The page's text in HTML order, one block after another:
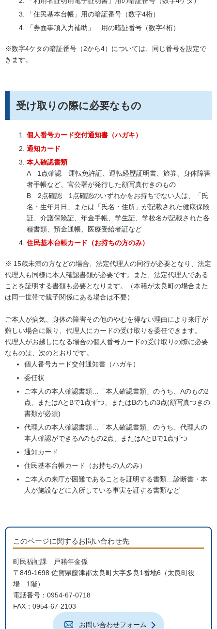
「住民基本台帳」用の暗証番号（数字4桁）
「券面事項入力補助」 用の暗証番号（数字4桁）
※数字4ケタの暗証番号（2から4）については、同じ番号を設定で
きます。
受け取りの際に必要なもの
個人番号カード交付通知書（ハガキ）
通知カード
本人確認書類
A 1点確認 運転免許証、運転経歴証明書、旅券、身体障害
者手帳など、官公署が発行した顔写真付きのもの
B 2点確認 1点確認のいずれかをお持ちでない人は、「氏
名・生年月日」または「氏名・住所」が記載された健康保険
証、介護保険証、年金手帳、学生証、学校名が記載された各
種書類、預金通帳、医療受給者証など
住民基本台帳カード（お持ちの方のみ）
※ 15歳未満の方などの場合、法定代理人の同行が必要となり、法定
代理人も同様に本人確認書類が必要です。また、法定代理人である
ことを証明する書類も必要となります。（本籍が太良町の場合また
は同一世帯で親子関係にある場合は不要）
ご本人が病気、身体の障害その他のやむを得ない理由により来庁が
難しい場合に限り、代理人にカードの受け取りを委任できます。
代理人がお越しになる場合の個人番号カードの受け取りの際に必要
なものは、次のとおりです。
個人番号カード交付通知書（ハガキ）
委任状
ご本人の本人確認書類…「本人確認書類」のうち、Aのもの2
点、またはAとBで1点ずつ、またはBのもの3点(顔写真つきの
書類が必須)
代理人の本人確認書類…「本人確認書類」のうち、代理人の
本人確認ができるAのもの2点、またはAとBで1点ずつ
通知カード
住民基本台帳カード（お持ちの人のみ）
ご本人の来庁が困難であることを証明する書類…診断書・本
人が施設などに入所している事実を証する書類など
このページに関するお問い合わせ先
町民福祉課 戸籍年金係
〒849-1698 佐賀県藤津郡太良町大字多良1番地6（太良町役
場 1階）
電話番号：0954-67-0718
FAX：0954-67-2103
お問い合わせフォーム